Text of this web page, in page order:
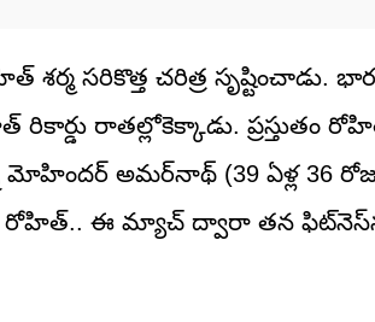
సరికొత్త చరిత్ర సృష్టించాడు.
రాతల్లోకెక్కాడు. ప్రస్తుతం
అమర్‌నాథ్ (39 ఏళ్ల 36
రోహిత్.. ఈ మ్యాచ్ ద్వారా తన